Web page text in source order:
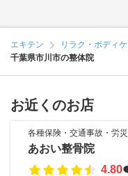
エキテン リラク・ボディ
千葉県市川市の整体院
お近くのお店
各種保険・交通事故・労
あおい整骨院
4.80